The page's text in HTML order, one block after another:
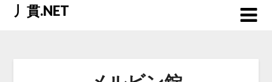
Skip丿貫.NET